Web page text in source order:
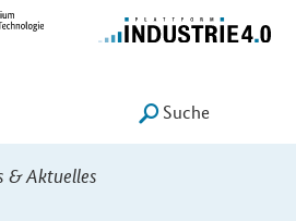
SUCHE
& Aktuelles